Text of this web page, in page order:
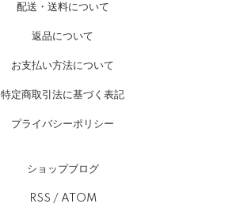
配送・送料について
返品について
お支払い方法について
特定商取引法に基づく表記
プライバシーポリシー
ショップブログ
RSS / ATOM